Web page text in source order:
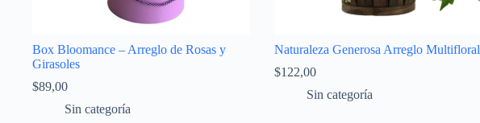
Box Bloomance – Arreglo de Rosas y
Girasoles
$89,00
Sin categoría
Naturaleza Generosa Arreglo Multifloral
$122,00
Sin categoría